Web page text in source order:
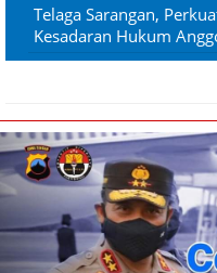
Telaga Sarangan,
Kesadaran Hukum